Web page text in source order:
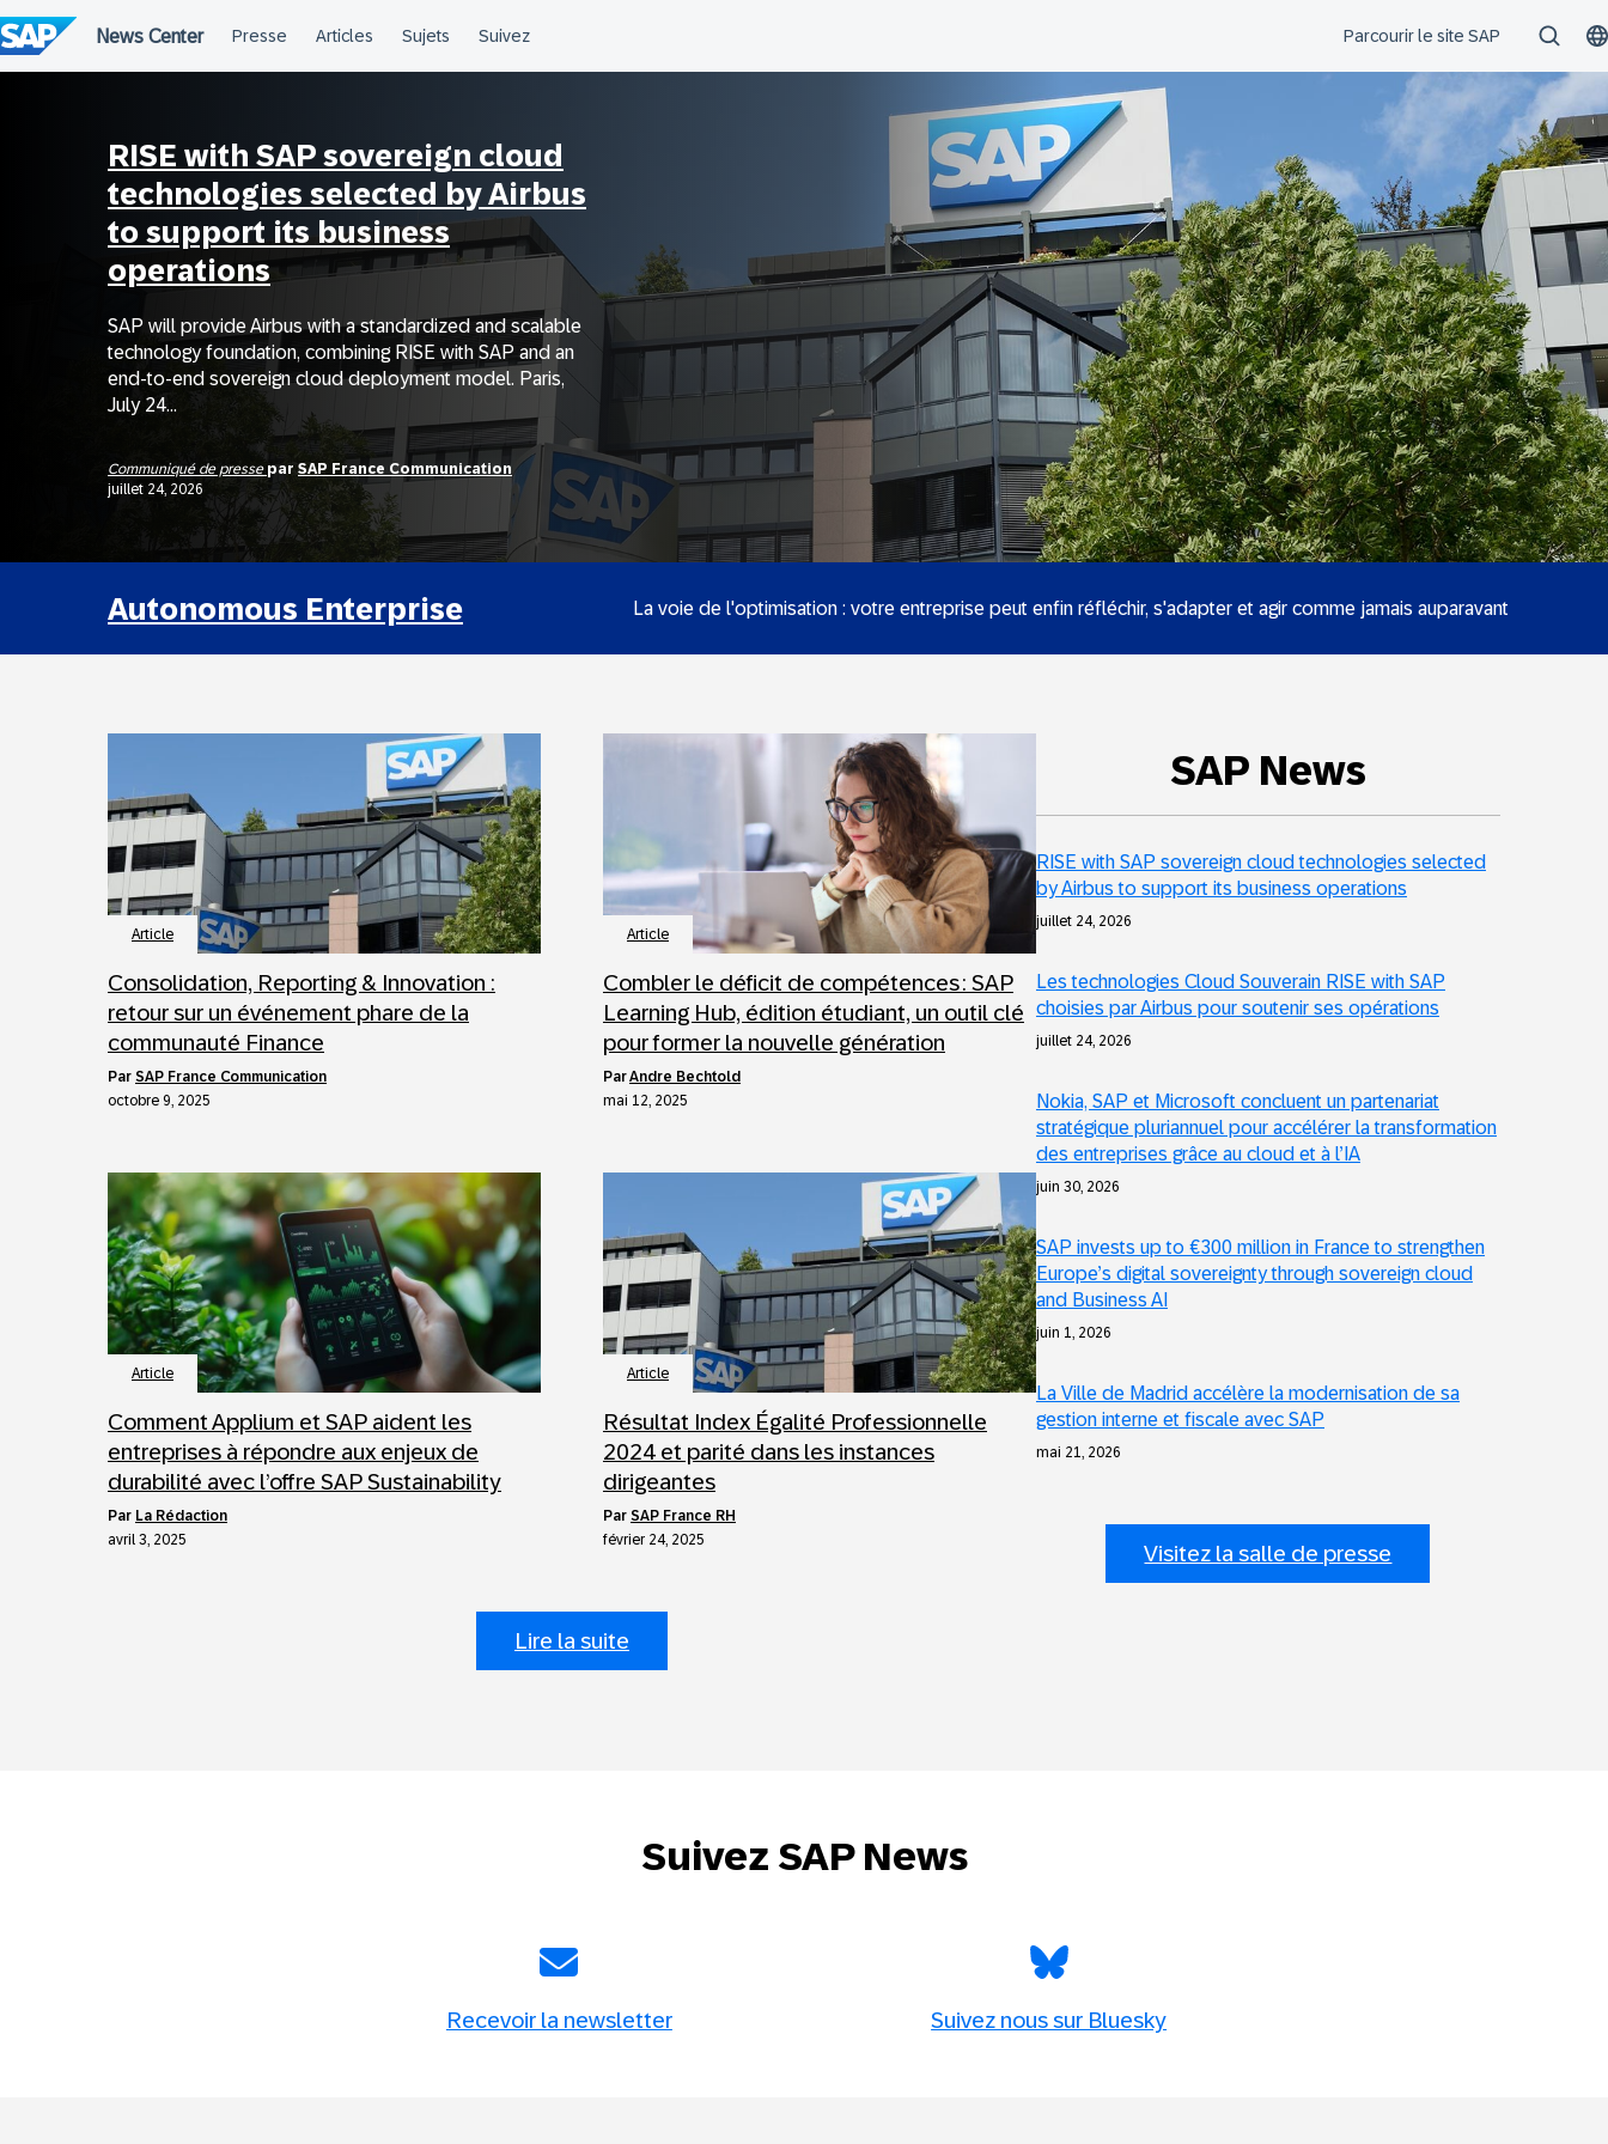
au
contenu
RISE with SAP sovereign cloud
technologies selected by Airbus
to support its business
operations
SAP will provide Airbus with a standardized and scalable
technology foundation, combining RISE with SAP and an
end-to-end sovereign cloud deployment model. Paris,
July 24...
Communiqué de presse par SAP France Communication
juillet 24, 2026
Autonomous Enterprise La voie de l'optimisation : votre entreprise peut enfin réfléchir, s'adapter et agir comme jamais auparavant
Article
Consolidation, Reporting & Innovation :
retour sur un événement phare de la
communauté Finance
par SAP France Communication
octobre 9, 2025
Article
Combler le déficit de compétences : SAP
Learning Hub, édition étudiant, un outil clé
pour former la nouvelle génération
parAndre Bechtold
mai 12, 2025
Article
Comment Applium et SAP aident les
entreprises à répondre aux enjeux de
durabilité avec l’offre SAP Sustainability
par La Rédaction
avril 3, 2025
Article
Résultat Index Égalité Professionnelle
2024 et parité dans les instances
dirigeantes
par SAP France RH
février 24, 2025
Lire la suite
SAP News
RISE with SAP sovereign cloud technologies selected
by Airbus to support its business operations
juillet 24, 2026
Les technologies Cloud Souverain RISE with SAP
choisies par Airbus pour soutenir ses opérations
juillet 24, 2026
Nokia, SAP et Microsoft concluent un partenariat
stratégique pluriannuel pour accélérer la transformation
des entreprises grâce au cloud et à l’IA
juin 30, 2026
SAP invests up to €300 million in France to strengthen
Europe’s digital sovereignty through sovereign cloud
and Business AI
juin 1, 2026
La Ville de Madrid accélère la modernisation de sa
gestion interne et fiscale avec SAP
mai 21, 2026
Visitez la salle de presse
Suivez SAP News
Recevoir la newsletter Suivez nous sur Bluesky